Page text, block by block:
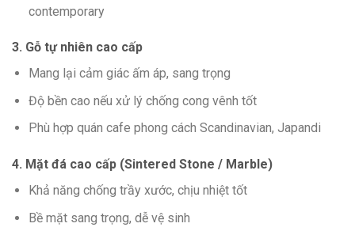
contemporary
3. Gỗ tự nhiên cao cấp
Mang lại cảm giác ấm áp, sang trọng
Độ bền cao nếu xử lý chống cong vênh tốt
Phù hợp quán cafe phong cách Scandinavian, Japandi
4. Mặt đá cao cấp (Sintered Stone / Marble)
Khả năng chống trầy xước, chịu nhiệt tốt
Bề mặt sang trọng, dễ vệ sinh